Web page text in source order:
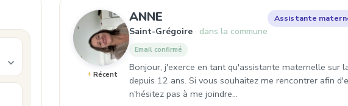
Récent
ANNE , Assistante maternelle à
Saint-Grégoire dans la commune
Assistante
Email confirmé
Bonjour, j'exerce en tant qu'assistante maternelle sur
depuis 12 ans. Si vous souhaitez me rencontrer afin
n'hésitez pas à me joindre…